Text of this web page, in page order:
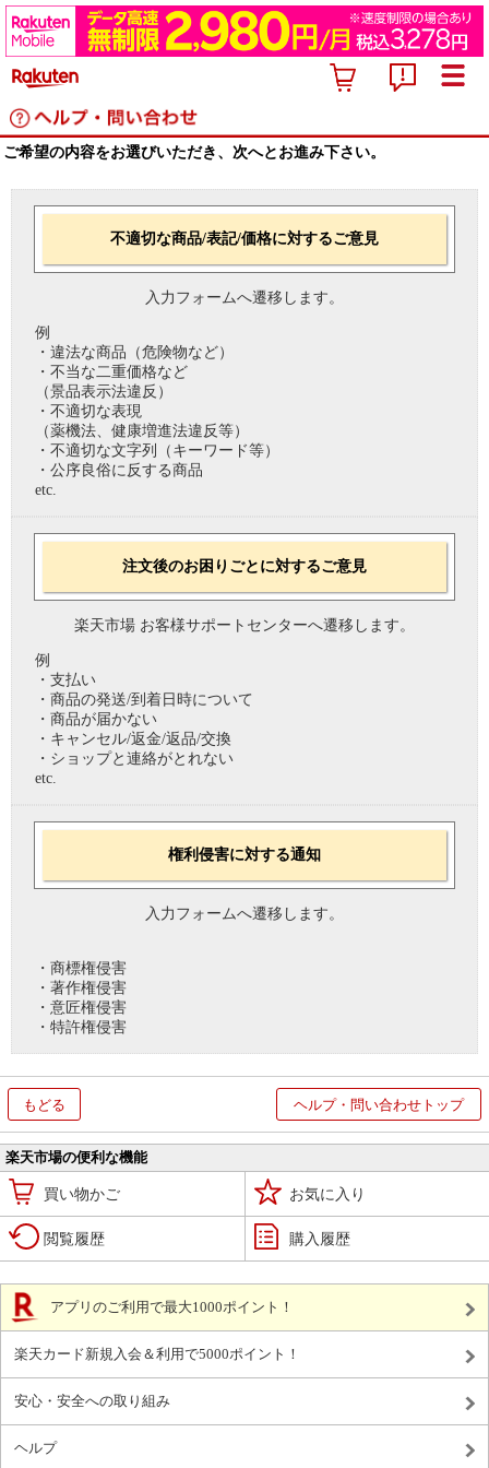
ご希望の内容をお選びいただき、次へとお進み下さい。
不適切な商品/表記/価格に対するご意見
入力フォームへ遷移します。
例
・違法な商品（危険物など）
・不当な二重価格など
（景品表示法違反）
・不適切な表現
（薬機法、健康増進法違反等）
・不適切な文字列（キーワード等）
・公序良俗に反する商品
etc.
注文後のお困りごとに対するご意見
楽天市場 お客様サポートセンターへ遷移します。
例
・支払い
・商品の発送/到着日時について
・商品が届かない
・キャンセル/返金/返品/交換
・ショップと連絡がとれない
etc.
権利侵害に対する通知
入力フォームへ遷移します。
・商標権侵害
・著作権侵害
・意匠権侵害
・特許権侵害
もどる ヘルプ・問い合わせトップ
楽天市場の便利な機能
買い物かご お気に入り
閲覧履歴 購入履歴
アプリのご利用で最大1000ポイント！
楽天カード新規入会＆利用で5000ポイント！
安心・安全への取り組み
ヘルプ